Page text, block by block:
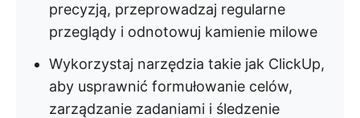
precyzją, przeprowadzaj regularne
przeglądy i odnotowuj kamienie milowe
Wykorzystaj narzędzia takie jak ClickUp,
aby usprawnić formułowanie celów,
zarządzanie zadaniami i śledzenie